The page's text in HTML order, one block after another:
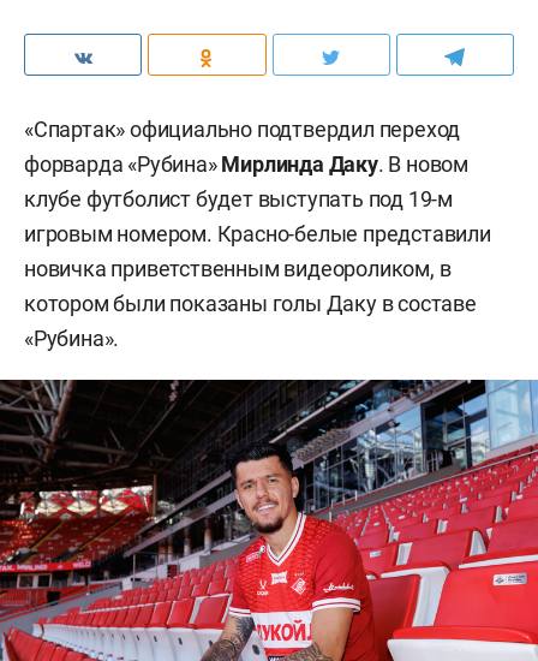
«Спартак» официально подтвердил переход
форварда «Рубина»Мирлинда Даку. В новом
клубе футболист будет выступать под 19-м
игровым номером. Красно-белые представили
новичка приветственным видеороликом, в
котором были показаны голы Даку в составе
«Рубина».